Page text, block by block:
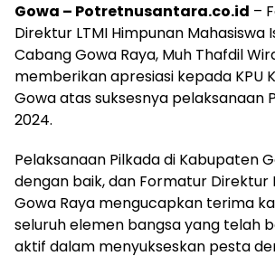
Gowa – Potretnusantara.co.id –
Direktur LTMI Himpunan Mahasiswa
Cabang Gowa Raya, Muh Thafdil
memberikan apresiasi kepada KPU
Gowa atas suksesnya pelaksanaan
2024.
Pelaksanaan Pilkada di Kabupaten
dengan baik, dan Formatur Direktur
Gowa Raya mengucapkan terima
seluruh elemen bangsa yang telah
aktif dalam menyukseskan pesta